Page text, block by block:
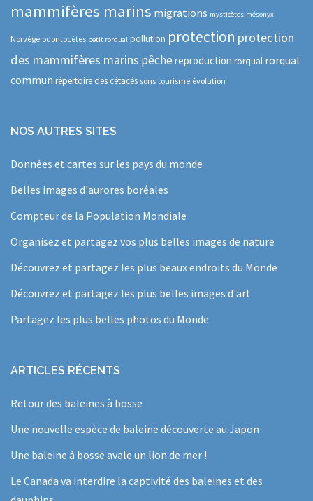
mammifères marins migrations mysticètes mésonyx
Norvège odontocètes petit rorqual pollution protection protection
des mammifères marins pêche reproduction rorqual rorqual
commun répertoire des cétacés sons tourisme évolution
NOS AUTRES SITES
Données et cartes sur les pays du monde
Belles images d'aurores boréales
Compteur de la Population Mondiale
Organisez et partagez vos plus belles images de nature
Découvrez et partagez les plus beaux endroits du Monde
Découvrez et partagez les plus belles images d'art
Partagez les plus belles photos du Monde
ARTICLES RÉCENTS
Retour des baleines à bosse
Une nouvelle espèce de baleine découverte au Japon
Une baleine à bosse avale un lion de mer !
Le Canada va interdire la captivité des baleines et des